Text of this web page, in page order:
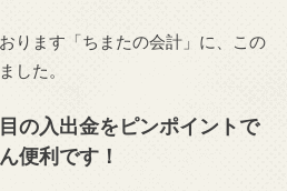
ります「ちまたの会計」に、この
した。
の入出金をピンポイントで
便利です！